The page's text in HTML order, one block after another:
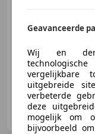
03/2021
Greven Automotive B.V.
NL-9502 EC
Geavanceerde
Wij en
uitgebreide
verbeterde
deze
mogelijk om
bijvoorbeeld